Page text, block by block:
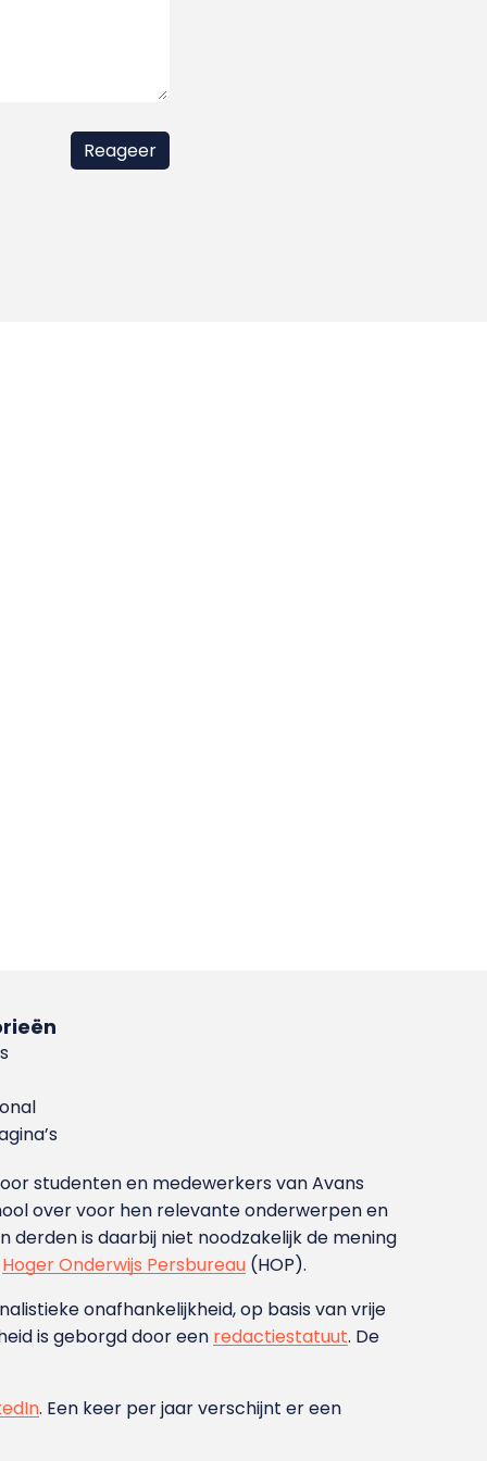
studenten en medewerkers van Avans
over voor hen relevante onderwerpen en
is daarbij niet noodzakelijk de mening
Hoger Onderwijs Persbureau (HOP).
onafhankelijkheid, op basis van vrije
is geborgd door een redactiestatuut. De
. Een keer per jaar verschijnt er een